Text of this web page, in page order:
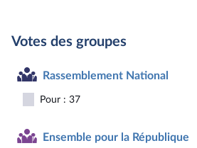
Votes des groupes
Rassemblement National
Pour : 37
Ensemble pour la République